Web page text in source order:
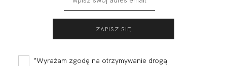
CZERWIEŃ
112,99 33,90 zł 97,99 29,40 zł
*Wyrażam zgodę na otrzymywanie drogą